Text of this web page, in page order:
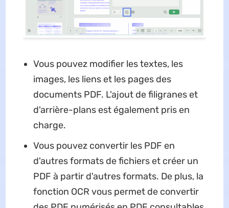
Vous pouvez modifier les textes, les
images, les liens et les pages des
documents PDF. L'ajout de filigranes et
d'arrière-plans est également pris en
charge.
Vous pouvez convertir les PDF en
d'autres formats de fichiers et créer un
PDF à partir d'autres formats. De plus, la
fonction OCR vous permet de convertir